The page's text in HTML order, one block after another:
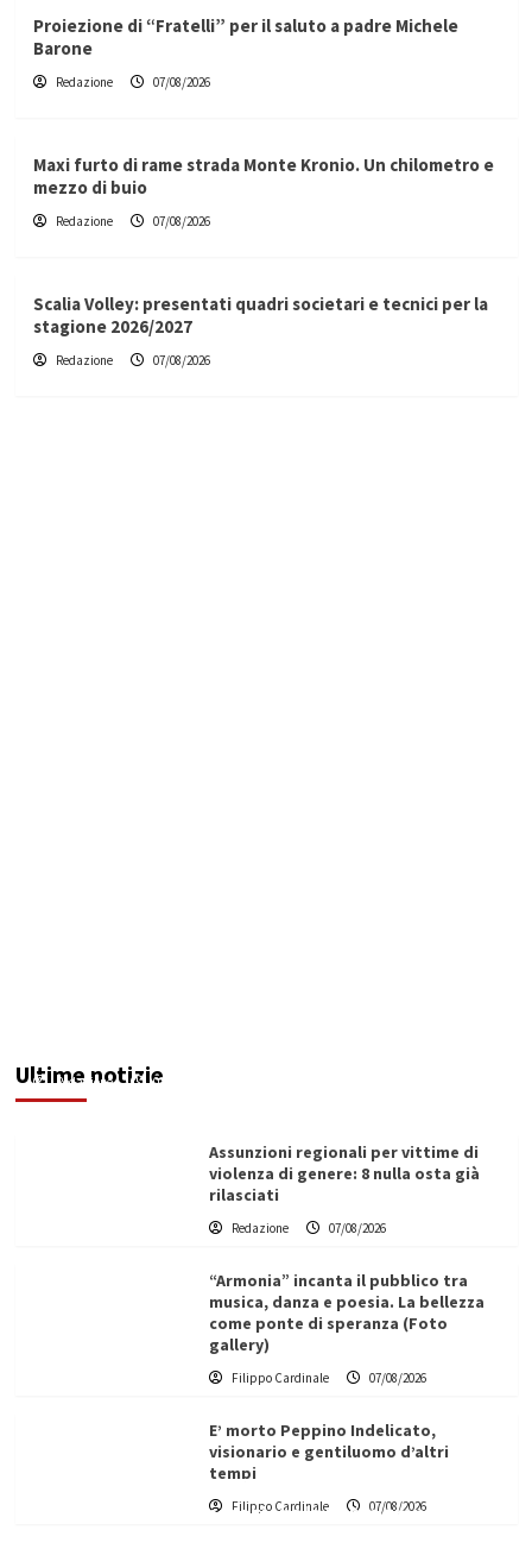
Proiezione di “Fratelli” per il saluto a padre Michele
Barone
Redazione 07/08/2026
Maxi furto di rame strada Monte Kronio. Un chilometro e
mezzo di buio
Redazione 07/08/2026
Scalia Volley: presentati quadri societari e tecnici per la
stagione 2026/2027
Redazione 07/08/2026
Ultime notizie
Redazione 07/08/2026
Assunzioni regionali per vittime di
violenza di genere: 8 nulla osta già
rilasciati
Redazione 07/08/2026
“Armonia” incanta il pubblico tra
musica, danza e poesia. La bellezza
come ponte di speranza (Foto
gallery)
Filippo Cardinale 07/08/2026
E’ morto Peppino Indelicato,
visionario e gentiluomo d’altri
tempi
Filippo Cardinale 07/08/2026
L’ingegnere saccense Buscarnera partner chiave
di un progetto transnazionale per la transizione